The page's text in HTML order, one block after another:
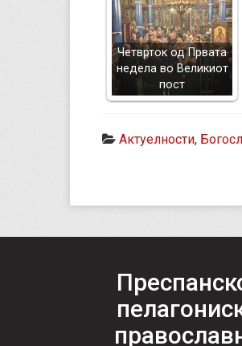
Четврток од Првата
недела во Великиот
пост
Актуелности,